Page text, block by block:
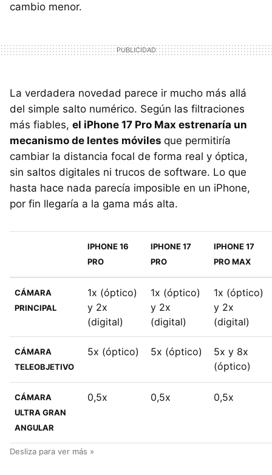
cambio menor.
La verdadera novedad parece ir mucho más allá
del simple salto numérico. Según las filtraciones
más fiables, el iPhone 17 Pro Max estrenaría un
mecanismo de lentes móviles que permitiría
cambiar la distancia focal de forma real y óptica,
sin saltos digitales ni trucos de software. Lo que
hasta hace nada parecía imposible en un iPhone,
por fin llegaría a la gama más alta.
IPHONE 16
PRO
IPHONE 17
PRO
IPHONE 17
PRO MAX
CÁMARA
PRINCIPAL
1x (óptico)
y 2x
(digital)
1x (óptico)
y 2x
(digital)
1x (óptico)
y 2x
(digital)
CÁMARA
TELEOBJETIVO
5x (óptico) 5x (óptico)
5x y 8x
(óptico)
CÁMARA
ULTRA GRAN
ANGULAR
0,5x 0,5x 0,5x